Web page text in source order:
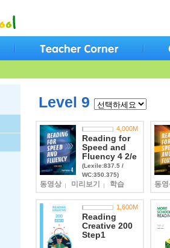
Level 9
4,000M
Reading for
Speed and
Fluency 4 2/e
(Lexile:837.5 /
WC:350.375)
동영상 미리보기 학습 동
1,600M
Reading
Creative 200
Step1